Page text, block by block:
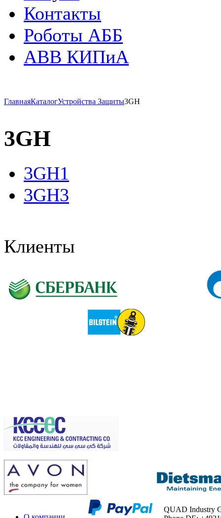
Контакты
Роботы АББ
ABB КИПиА
ГлавнаяКаталогУстройства Защиты3GH
3GH
3GH1
3GH3
Клиенты
QUAD Industry